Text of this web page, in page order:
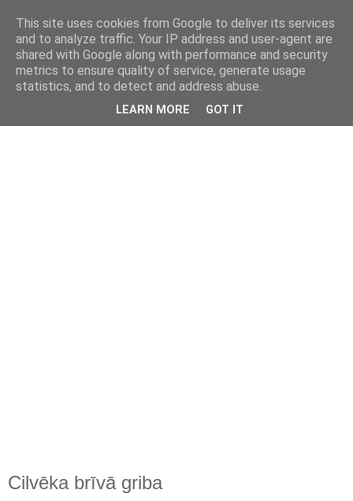
kristietim
viss, kas jāzin kristietim
Cilvēka brīvā griba
This site uses cookies from Google to deliver its services
and to analyze traffic. Your IP address and user-agent are
shared with Google along with performance and security
metrics to ensure quality of service, generate usage
statistics, and to detect and address abuse.
LEARN MORE GOT IT